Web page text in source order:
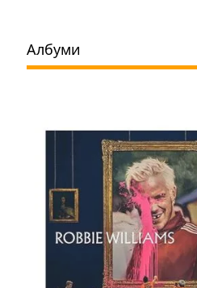
Албуми